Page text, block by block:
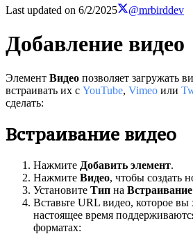
Last updated on 6/2/2025 @mrbirddev
Добавление видео
Элемент Видео позволяет загружать
встраивать их с YouTube, Vimeo или
сделать:
Встраивание видео
Нажмите Добавить элемент.
Нажмите Видео, чтобы создать
Установите Тип на Встраивание
Вставьте URL видео, которое вы
настоящее время
форматах: